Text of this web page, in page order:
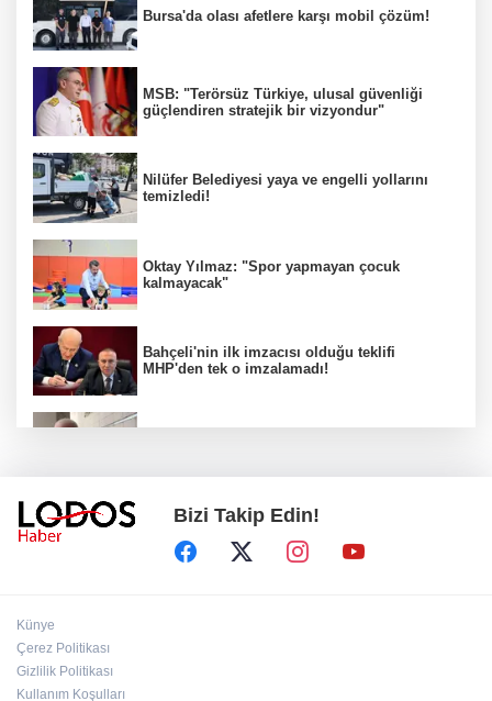
Bursa'da olası afetlere karşı mobil çözüm!
MSB: "Terörsüz Türkiye, ulusal güvenliği
güçlendiren stratejik bir vizyondur"
Nilüfer Belediyesi yaya ve engelli yollarını
temizledi!
Oktay Yılmaz: "Spor yapmayan çocuk
kalmayacak"
Bahçeli'nin ilk imzacısı olduğu teklifi
MHP'den tek o imzalamadı!
Zafer Partisi Genel Başkanı Özdağ:
eminim."!
Bizi Takip Edin!
Künye
Çerez Politikası
Gizlilik Politikası
Kullanım Koşulları